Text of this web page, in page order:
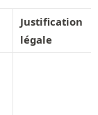
Justification
légale